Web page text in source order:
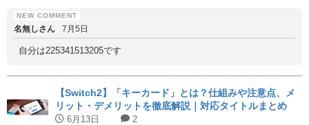
名無しさん 7月5日
自分は225341513205です
【Switch2】「キーカード」とは？仕組みや注意点、メ
リット・デメリットを徹底解説｜対応タイトルまとめ
6月13日 2